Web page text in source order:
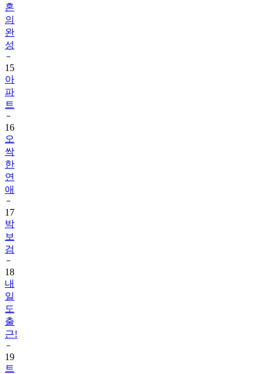
혼
의
완
성
15
아
파
트
16
오
싹
한
연
애
17
박
보
검
18
내
일
도
출
근!
19
트